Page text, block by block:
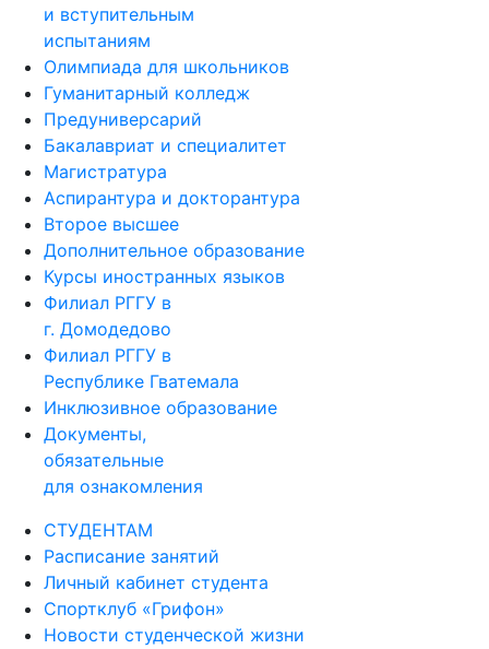
и вступительным
испытаниям
Олимпиада для школьников
Гуманитарный колледж
Предуниверсарий
Бакалавриат и специалитет
Магистратура
Аспирантура и докторантура
Второе высшее
Дополнительное образование
Курсы иностранных языков
Филиал РГГУ в
г. Домодедово
Филиал РГГУ в
Республике Гватемала
Инклюзивное образование
Документы,
обязательные
для ознакомления
СТУДЕНТАМ
Расписание занятий
Личный кабинет студента
Спортклуб «Грифон»
Новости студенческой жизни